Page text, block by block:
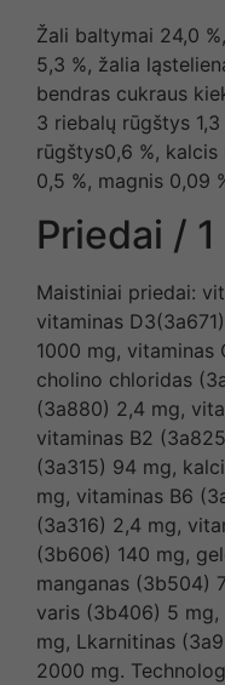
Žali baltymai 24,0
5,3 %, žalia
bendras cukraus
3 riebalų rūgštys
rūgštys0,6 %,
0,5 %, magnis 0,09
Priedai / 1
Maistiniai priedai:
vitaminas
1000 mg, vitaminas
cholino chloridas
(3a880) 2,4 mg,
vitaminas B2
(3a315) 94 mg,
mg, vitaminas B6
(3a316) 2,4 mg,
(3b606) 140 mg,
manganas (3b504)
varis (3b406) 5 mg,
mg, Lkarnitinas
2000 mg.